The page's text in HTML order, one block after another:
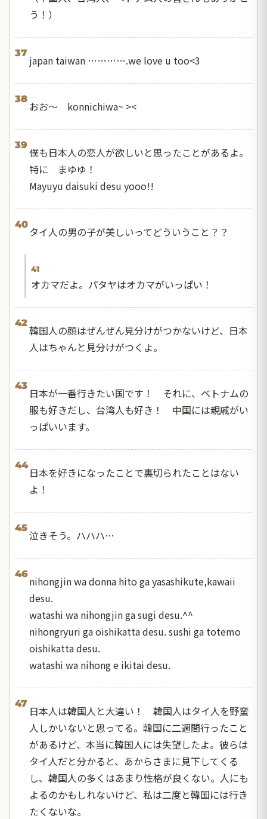
う！）
37
japan taiwan ………….we love u too<3
38
おお～ konnichiwa~ ><
39
僕も日本人の恋人が欲しいと思ったことがあるよ。
特に まゆゆ！
Mayuyu daisuki desu yooo!!
40
タイ人の男の子が美しいってどういうこと？？
41
オカマだよ。パタヤはオカマがいっぱい！
42
韓国人の顔はぜんぜん見分けがつかないけど、日本
人はちゃんと見分けがつくよ。
43
日本が一番行きたい国です！ それに、ベトナムの
服も好きだし、台湾人も好き！ 中国には親戚がい
っぱいいます。
44
日本を好きになったことで裏切られたことはない
よ！
45
泣きそう。ハハハ…
46
nihongjin wa donna hito ga yasashikute,kawaii
desu.
watashi wa nihongjin ga sugi desu.^^
nihongryuri ga oishikatta desu. sushi ga totemo
oishikatta desu.
watashi wa nihong e ikitai desu.
47
日本人は韓国人と大違い！ 韓国人はタイ人を野蛮
人しかいないと思ってる。韓国に二週間行ったこと
があるけど、本当に韓国人には失望したよ。彼らは
タイ人だと分かると、あからさまに見下してくる
し、韓国人の多くはあまり性格が良くない。人にも
よるのかもしれないけど、私は二度と韓国には行き
たくないな。